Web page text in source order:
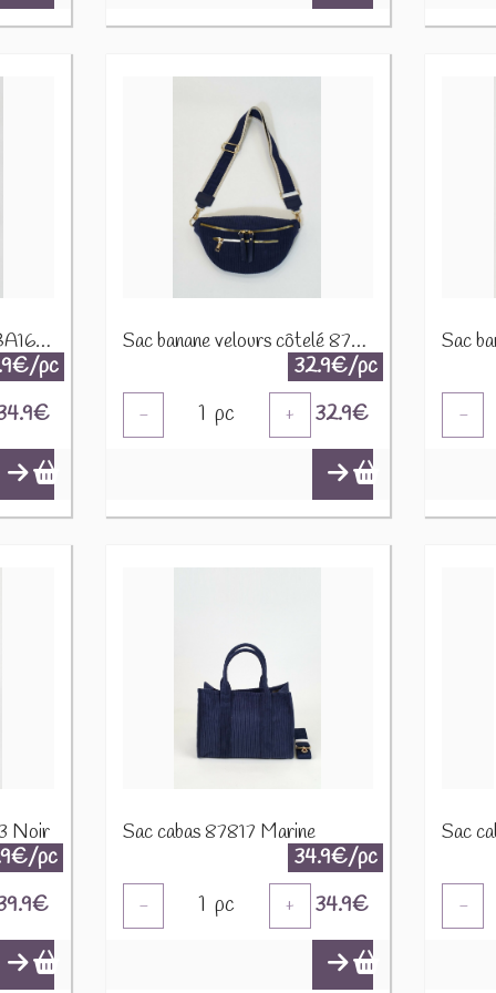
Sac banane toile canvas BA166 Vert d'eau
pc
€
Sac banane velours côtelé 87782-2 Marine
32.9€/pc
- 1 pc + 32.9€ -
Noir
pc
€
Sac cabas 87817 Marine
34.9€/pc
- 1 pc + 34.9€
Sac
-